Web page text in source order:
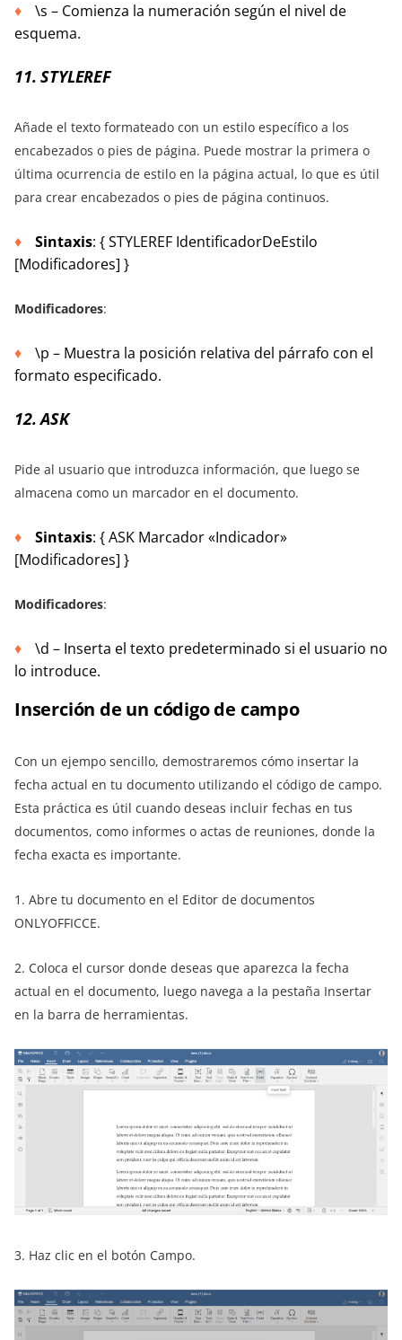
\s – Comienza la numeración según el nivel de
esquema.
11. STYLEREF
Añade el texto formateado con un estilo específico a los
encabezados o pies de página. Puede mostrar la primera o
última ocurrencia de estilo en la página actual, lo que es útil
para crear encabezados o pies de página continuos.
Sintaxis: { STYLEREF IdentificadorDeEstilo
[Modificadores] }
Modificadores:
\p – Muestra la posición relativa del párrafo con el
formato especificado.
12. ASK
Pide al usuario que introduzca información, que luego se
almacena como un marcador en el documento.
Sintaxis: { ASK Marcador «Indicador»
[Modificadores] }
Modificadores:
\d – Inserta el texto predeterminado si el usuario no
lo introduce.
Inserción de un código de campo
Con un ejempo sencillo, demostraremos cómo insertar la
fecha actual en tu documento utilizando el código de campo.
Esta práctica es útil cuando deseas incluir fechas en tus
documentos, como informes o actas de reuniones, donde la
fecha exacta es importante.
1. Abre tu documento en el Editor de documentos
ONLYOFFICCE.
2. Coloca el cursor donde deseas que aparezca la fecha
actual en el documento, luego navega a la pestaña Insertar
en la barra de herramientas.
3. Haz clic en el botón Campo.